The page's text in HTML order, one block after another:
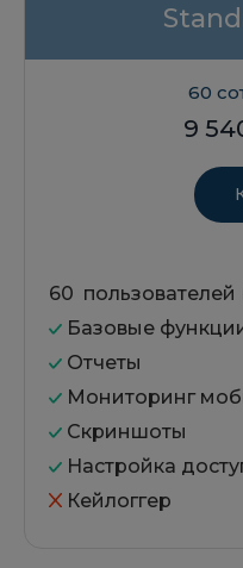
60
9
60 пользователей
Базовые
Отчеты
Мониторинг
Скриншоты
Настройка
Кейлоггер